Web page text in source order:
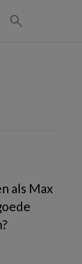
als Max